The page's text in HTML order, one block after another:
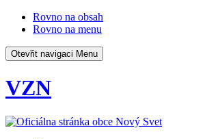
Rovno na obsah
Rovno na menu
Otevřit navigaci Menu
VZN